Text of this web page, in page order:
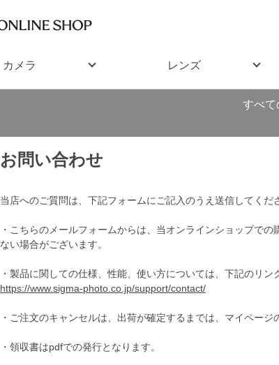
カメラ レンズ
すべ
お問い合わせ
当店へのご質問は、下記フォームにご記入のうえ送信してくだ
・こちらのメールフォームからは、当オンラインショップで
ない場合がございます。
・製品に関しての仕様、性能、使い方については、下記のリ
https://www.sigma-photo.co.jp/support/contact/
・ご注文のキャンセルは、出荷が確定するまでは、マイページ
・領収書はpdfでの発行となります。